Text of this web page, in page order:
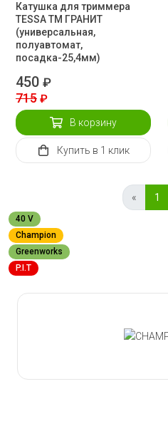
Катушка для триммера
TESSA TM ГРАНИТ
(универсальная,
полуавтомат,
посадка-25,4мм)
450 ₽
715 ₽
В корзину
Купить в 1 клик
« 1
40 V
Champion
Greenworks
P.I.T